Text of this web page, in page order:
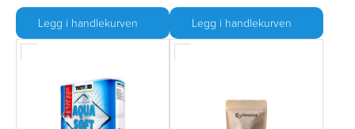
Legg i handlekurven Legg i handlekurven